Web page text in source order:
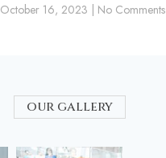
October 16, 2023 No Comments
our gallery